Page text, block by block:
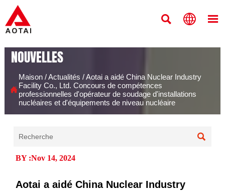
  
NOUVELLES

Maison/Actualités /Aotai a aidé China Nuclear Industry
Facility Co., Ltd. Concours de compétences
professionnelles d'opérateur de soudage d'installations
nucléaires et d'équipements de niveau nucléaire

BY :Nov 14, 2024
Aotai a aidé China Nuclear Industry